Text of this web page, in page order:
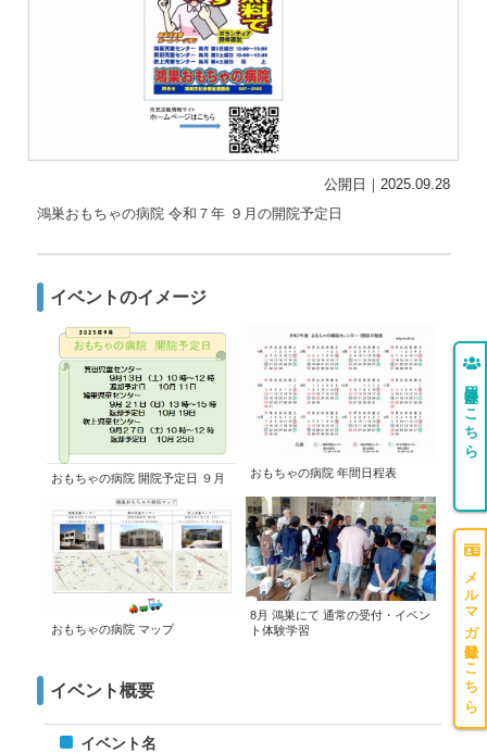
公開日｜2025.09.28
鴻巣おもちゃの病院 令和７年 ９月の開院予定日
イベントのイメージ
おもちゃの病院 開院予定日 ９月 おもちゃの病院 年間日程表
おもちゃの病院 マップ
8月 鴻巣にて 通常の受付・イベン
ト体験学習
イベント概要
イベント名
団体登録はこちら
メルマガ登録はこちら